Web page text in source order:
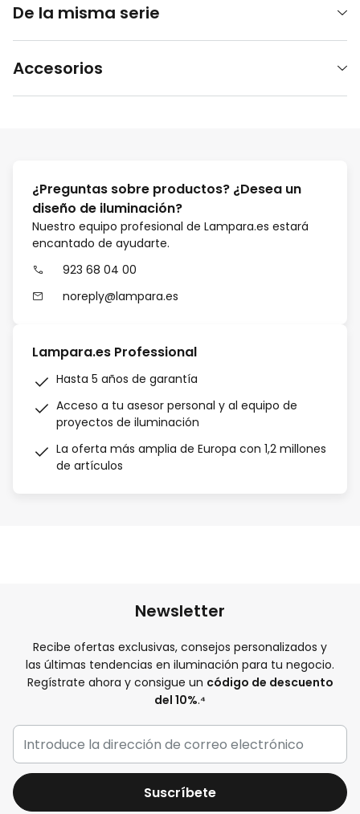
De la misma serie
Accesorios
¿Preguntas sobre productos? ¿Desea un
diseño de iluminación?
Nuestro equipo profesional de Lampara.es estará
encantado de ayudarte.
923 68 04 00
noreply@lampara.es
Lampara.es Professional
Hasta 5 años de garantía
Acceso a tu asesor personal y al equipo de
proyectos de iluminación
La oferta más amplia de Europa con 1,2 millones
de artículos
Newsletter
Recibe ofertas exclusivas, consejos personalizados y
las últimas tendencias en iluminación para tu negocio.
Regístrate ahora y consigue un código de descuento
del 10%.⁴
Suscríbete